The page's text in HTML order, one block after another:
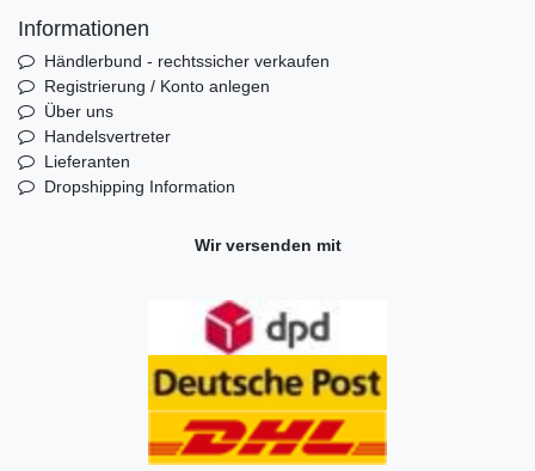
Informationen
Händlerbund - rechtssicher verkaufen
Registrierung / Konto anlegen
Über uns
Handelsvertreter
Lieferanten
Dropshipping Information
Wir versenden mit